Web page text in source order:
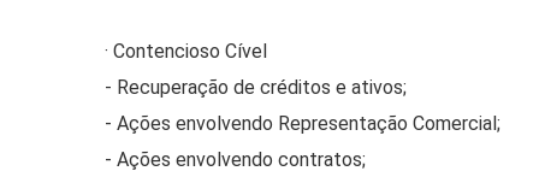
· Contencioso Cível
- Recuperação de créditos e ativos;
- Ações envolvendo Representação Comercial;
- Ações envolvendo contratos;